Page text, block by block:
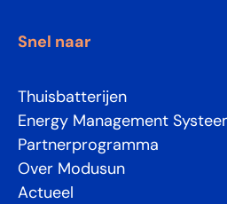
Snel naar
Thuisbatterijen
Energy Management
Partnerprogramma
Over Modusun
Actueel